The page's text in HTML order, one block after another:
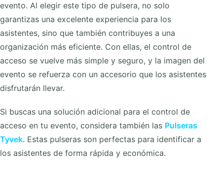
evento. Al elegir este tipo de pulsera, no solo
garantizas una excelente experiencia para los
asistentes, sino que también contribuyes a una
organización más eficiente. Con ellas, el control de
acceso se vuelve más simple y seguro, y la imagen del
evento se refuerza con un accesorio que los asistentes
disfrutarán llevar.
Si buscas una solución adicional para el control de
acceso en tu evento, considera también las Pulseras
Tyvek. Estas pulseras son perfectas para identificar a
los asistentes de forma rápida y económica.